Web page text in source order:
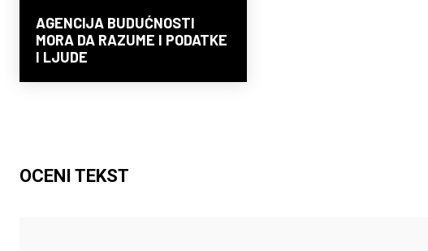
AGENCIJA BUDUĆNOSTI
MORA DA RAZUME I PODATKE
I LJUDE
OCENI TEKST